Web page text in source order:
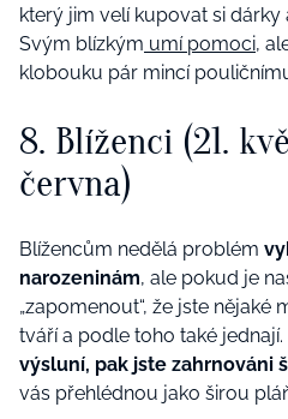
který jim velí kupovat si dárky
Svým blízkým umí pomoci,
klobouku pár mincí
8. Blíženci (21.
června)
Blížencům nedělá problém
narozeninám, ale pokud je
„zapomenout“, že jste nějaké
tváří a podle toho také jednají.
výsluní, pak jste zahrnováni
vás přehlédnou jako širou